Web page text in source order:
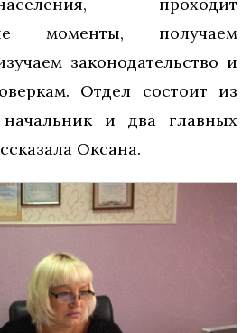
проходит
моменты, получаем
законодательство и
Отдел состоит из
и два главных
Оксана.